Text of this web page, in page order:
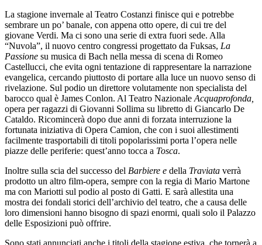
La stagione invernale al Teatro Costanzi finisce qui e potrebbe
sembrare un po’ banale, con appena otto opere, di cui tre del
giovane Verdi. Ma ci sono una serie di extra fuori sede. Alla
“Nuvola”, il nuovo centro congressi progettato da Fuksas, La
Passione su musica di Bach nella messa di scena di Romeo
Castellucci, che evita ogni tentazione di rappresentare la narrazione
evangelica, cercando piuttosto di portare alla luce un nuovo senso di
rivelazione. Sul podio un direttore volutamente non specialista del
barocco qual è James Conlon. Al Teatro Nazionale Acquaprofonda,
opera per ragazzi di Giovanni Sollima su libretto di Giancarlo De
Cataldo. Ricomincerà dopo due anni di forzata interruzione la
fortunata iniziativa di Opera Camion, che con i suoi allestimenti
facilmente trasportabili di titoli popolarissimi porta l’opera nelle
piazze delle periferie: quest’anno tocca a Tosca.
Inoltre sulla scia del successo del Barbiere e della Traviata verrà
prodotto un altro film-opera, sempre con la regia di Mario Martone
ma con Mariotti sul podio al posto di Gatti. E sarà allestita una
mostra dei fondali storici dell’archivio del teatro, che a causa delle
loro dimensioni hanno bisogno di spazi enormi, quali solo il Palazzo
delle Esposizioni può offrire.
Sono stati annunciati anche i titoli della stagione estiva, che tornerà a